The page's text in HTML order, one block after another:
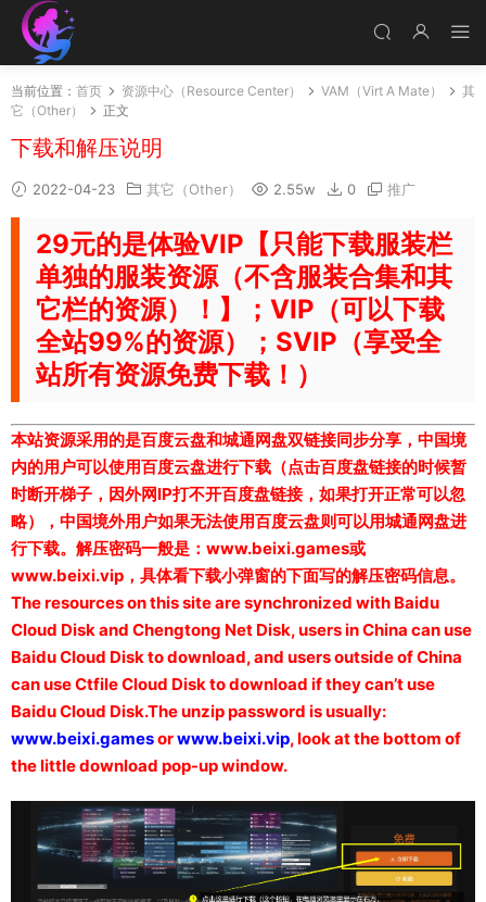
当前位置： 首页 资源中心（Resource Center） VAM（Virt A Mate）
其
它（Other）
正文
下载和解压说明
2022-04-23 其它（Other） 2.55w 0 推广
29元的是体验VIP【只能下载服装栏
单独的服装资源（不含服装合集和其
它栏的资源）！】；VIP（可以下载
全站99%的资源）；SVIP（享受全
站所有资源免费下载！）
本站资源采用的是百度云盘和城通网盘双链接同步分享，中国境
内的用户可以使用百度云盘进行下载（点击百度盘链接的时候暂
时断开梯子，因外网IP打不开百度盘链接，如果打开正常可以忽
略），中国境外用户如果无法使用百度云盘则可以用城通网盘进
行下载。解压密码一般是：www.beixi.games或
www.beixi.vip，具体看下载小弹窗的下面写的解压密码信息。
The resources on this site are synchronized with Baidu
Cloud Disk and Chengtong Net Disk, users in China can use
Baidu Cloud Disk to download, and users outside of China
can use Ctfile Cloud Disk to download if they can’t use
Baidu Cloud Disk.The unzip password is usually:
www.beixi.gamesorwww.beixi.vip, look at the bottom of
the little download pop-up window.